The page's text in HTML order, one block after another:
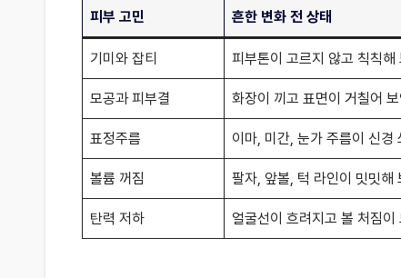
피부 고민 흔한 변화 전 상태
기미와 잡티 피부톤이 고르지 않고 칙칙해
모공과 피부결 화장이 끼고 표면이 거칠어 보
표정주름 이마, 미간, 눈가 주름이 신경
볼륨 꺼짐 팔자, 앞볼, 턱 라인이 밋밋해
탄력 저하 얼굴선이 흐려지고 볼 처짐이